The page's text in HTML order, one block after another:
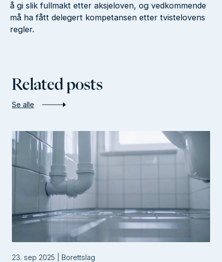
å gi slik fullmakt etter aksjeloven, og vedkommende
må ha fått delegert kompetansen etter tvistelovens
regler.
Related posts
Se alle
23. sep 2025 | Borettslag